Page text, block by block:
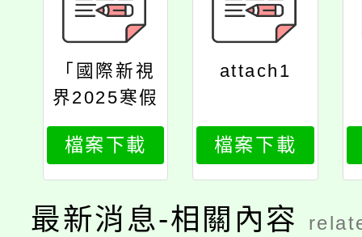
「國際新視
界2025寒假
營隊」
檔案下載
attach1
檔案下載
最新消息-相關內容